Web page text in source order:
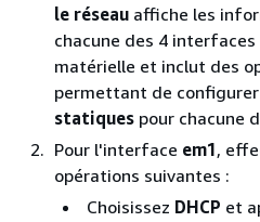
le réseau affiche les
chacune des 4
matérielle et inclut des
permettant de
statiques pour chacune
Pour l'interface em1,
opérations suivantes :
Choisissez DHCP et